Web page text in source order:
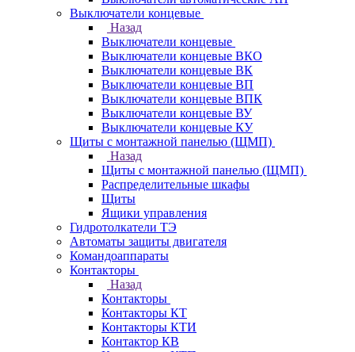
Выключатели концевые
Назад
Выключатели концевые
Выключатели концевые ВКО
Выключатели концевые ВК
Выключатели концевые ВП
Выключатели концевые ВПК
Выключатели концевые ВУ
Выключатели концевые КУ
Щиты с монтажной панелью (ЩМП)
Назад
Щиты с монтажной панелью (ЩМП)
Распределительные шкафы
Щиты
Ящики управления
Гидротолкатели ТЭ
Автоматы защиты двигателя
Командоаппараты
Контакторы
Назад
Контакторы
Контакторы КТ
Контакторы КТИ
Контактор КВ